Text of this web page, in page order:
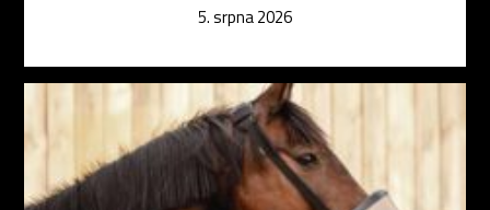
5. srpna 2026